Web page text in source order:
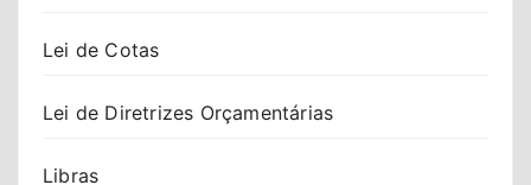
Lei de Cotas
Lei de Diretrizes Orçamentárias
Libras